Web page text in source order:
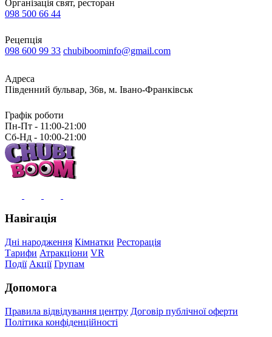
Організація свят, ресторан
098 500 66 44
Рецепція
098 600 99 33 chubiboominfo@gmail.com
Адреса
Південний бульвар, 36в, м. Івано-Франківськ
Графік роботи
Пн-Пт - 11:00-21:00
Сб-Нд - 10:00-21:00
Навігація
Дні народження Кімнатки Ресторація
Тарифи Атракціони VR
Події Акції Групам
Допомога
Правила відвідування центру Договір публічної оферти
Політика конфіденційності